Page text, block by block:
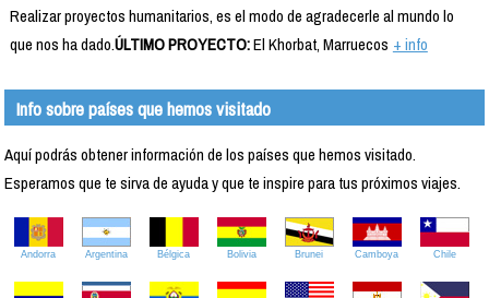
Realizar proyectos humanitarios, es el modo de agradecerle al mundo lo
que nos ha dado.ÚLTIMO PROYECTO:El Khorbat, Marruecos + info
Info sobre países que hemos visitado
Aquí podrás obtener información de los países que hemos visitado.
Esperamos que te sirva de ayuda y que te inspire para tus próximos viajes.
Andorra Argentina Bélgica Bolivia Brunei Camboya Chile